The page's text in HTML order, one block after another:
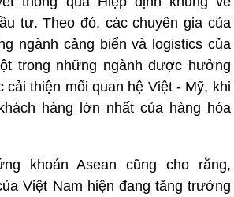
tư. Theo đó, các chuyên gia của
ngành cảng biển và logistics của
trong những ngành được hưởng
cải thiện mối quan hệ Việt - Mỹ, khi
hàng lớn nhất của hàng hóa
khoán Asean cũng cho rằng,
Việt Nam hiện đang tăng trưởng